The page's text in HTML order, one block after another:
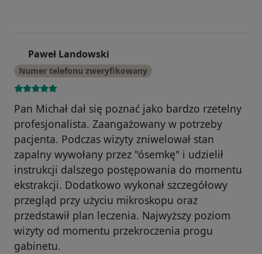
Paweł Landowski
Numer telefonu zweryfikowany
Pan Michał dał się poznać jako bardzo rzetelny
profesjonalista. Zaangażowany w potrzeby
pacjenta. Podczas wizyty zniwelował stan
zapalny wywołany przez "ósemkę" i udzielił
instrukcji dalszego postępowania do momentu
ekstrakcji. Dodatkowo wykonał szczegółowy
przegląd przy użyciu mikroskopu oraz
przedstawił plan leczenia. Najwyższy poziom
wizyty od momentu przekroczenia progu
gabinetu.